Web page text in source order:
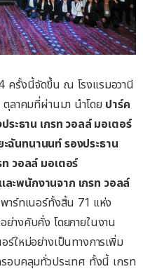
รั้งนี้จัดขึ้น ณ โรงแรมอวานี
ลาคมที่ผ่านมา นำโดย ปาร์ค
ระธาน เกรท วอลล์ มอเตอร์
ะฉันทนานนท์ รองประธาน
ท วอลล์ มอเตอร์
ะพนักงานจาก เกรท วอลล์
พาร์ทเนอร์ทั้งสิ้น 71 แห่ง
ย่างคับคั่ง โดยภายในงาน
ร์ใหม่อย่างเป็นทางการเพิ่ม
อบคลุมทั่วประเทศ ทั้งนี้ เกรท